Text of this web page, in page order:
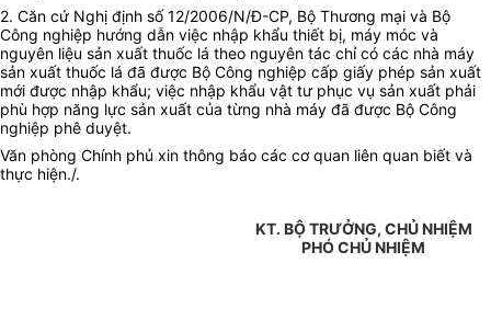
2. Căn cứ Nghị định số 12/2006/N/Đ-CP, Bộ Thương mại và Bộ
Công nghiệp hướng dẫn việc nhập khẩu thiết bị, máy móc và
nguyên liệu sản xuất thuốc lá theo nguyên tác chỉ có các nhà máy
sản xuất thuốc lá đã được Bộ Công nghiệp cấp giấy phép sản xuất
mới được nhập khẩu; việc nhập khẩu vật tư phục vụ sản xuất phải
phù hợp năng lực sản xuất của từng nhà máy đã được Bộ Công
nghiệp phê duyệt.
Văn phòng Chính phủ xin thông báo các cơ quan liên quan biết và
thực hiện./.
KT. BỘ TRƯỞNG, CHỦ NHIỆM
PHÓ CHỦ NHIỆM